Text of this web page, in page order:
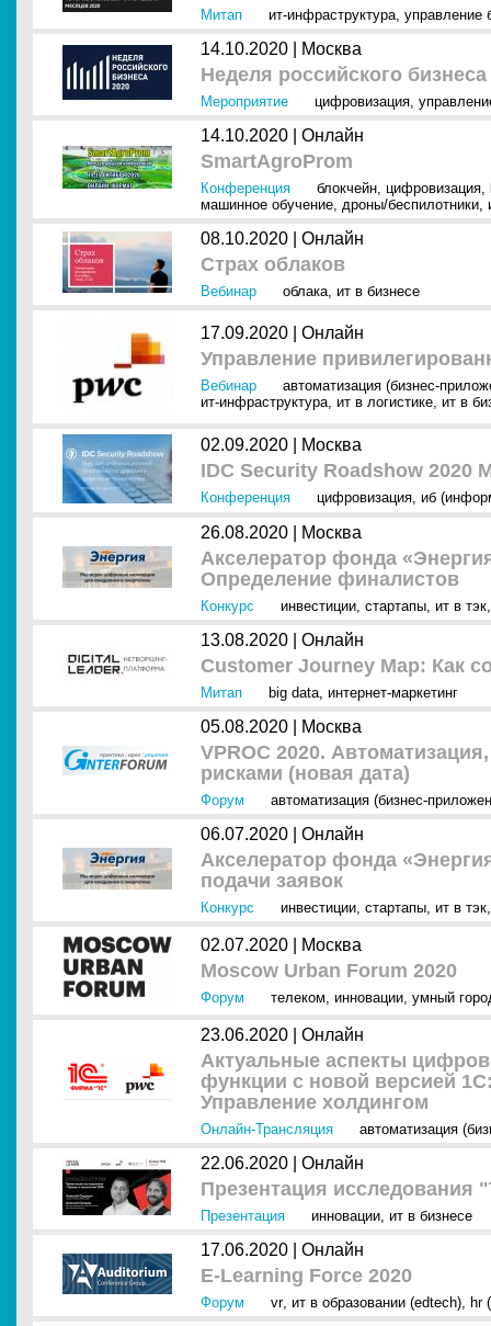
Митап ит-инфраструктура, управление
14.10.2020 | Москва
Неделя российского
Мероприятие цифровизация,
14.10.2020 | Онлайн
SmartAgroProm
Конференция блокчейн, цифровизация,
машинное обучение, дроны/беспилотники,
08.10.2020 | Онлайн
Cтрах облаков
Вебинар облака, ит в бизнесе
17.09.2020 | Онлайн
Управление
Вебинар
автоматизация (бизнес-
ит-инфраструктура, ит в логистике, ит в
02.09.2020 | Москва
IDC Security Roadshow 2020
Конференция цифровизация, иб
26.08.2020 | Москва
Акселератор фонда
Определение финалистов
Конкурс инвестиции, стартапы, ит в тэк
13.08.2020 | Онлайн
Customer Journey Map: Как
Митап big data, интернет-маркетинг
05.08.2020 | Москва
VPROC 2020.
рисками (новая дата)
Форум автоматизация (бизнес-
06.07.2020 | Онлайн
Акселератор фонда
подачи заявок
Конкурс инвестиции, стартапы, ит в тэк
02.07.2020 | Москва
Moscow Urban Forum 2020
Форум телеком, инновации, умный
23.06.2020 | Онлайн
Актуальные аспекты
функции с новой версией
Управление холдингом
Онлайн-Трансляция автоматизация
22.06.2020 | Онлайн
Презентация исследования
Презентация инновации, ит в бизнесе
17.06.2020 | Онлайн
E-Learning Force 2020
Форум vr, ит в образовании (edtech), hr